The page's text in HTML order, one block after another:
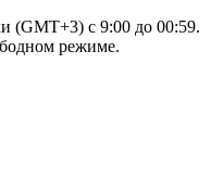
(GMT+3) c 9:00 до 00:59.
режиме.